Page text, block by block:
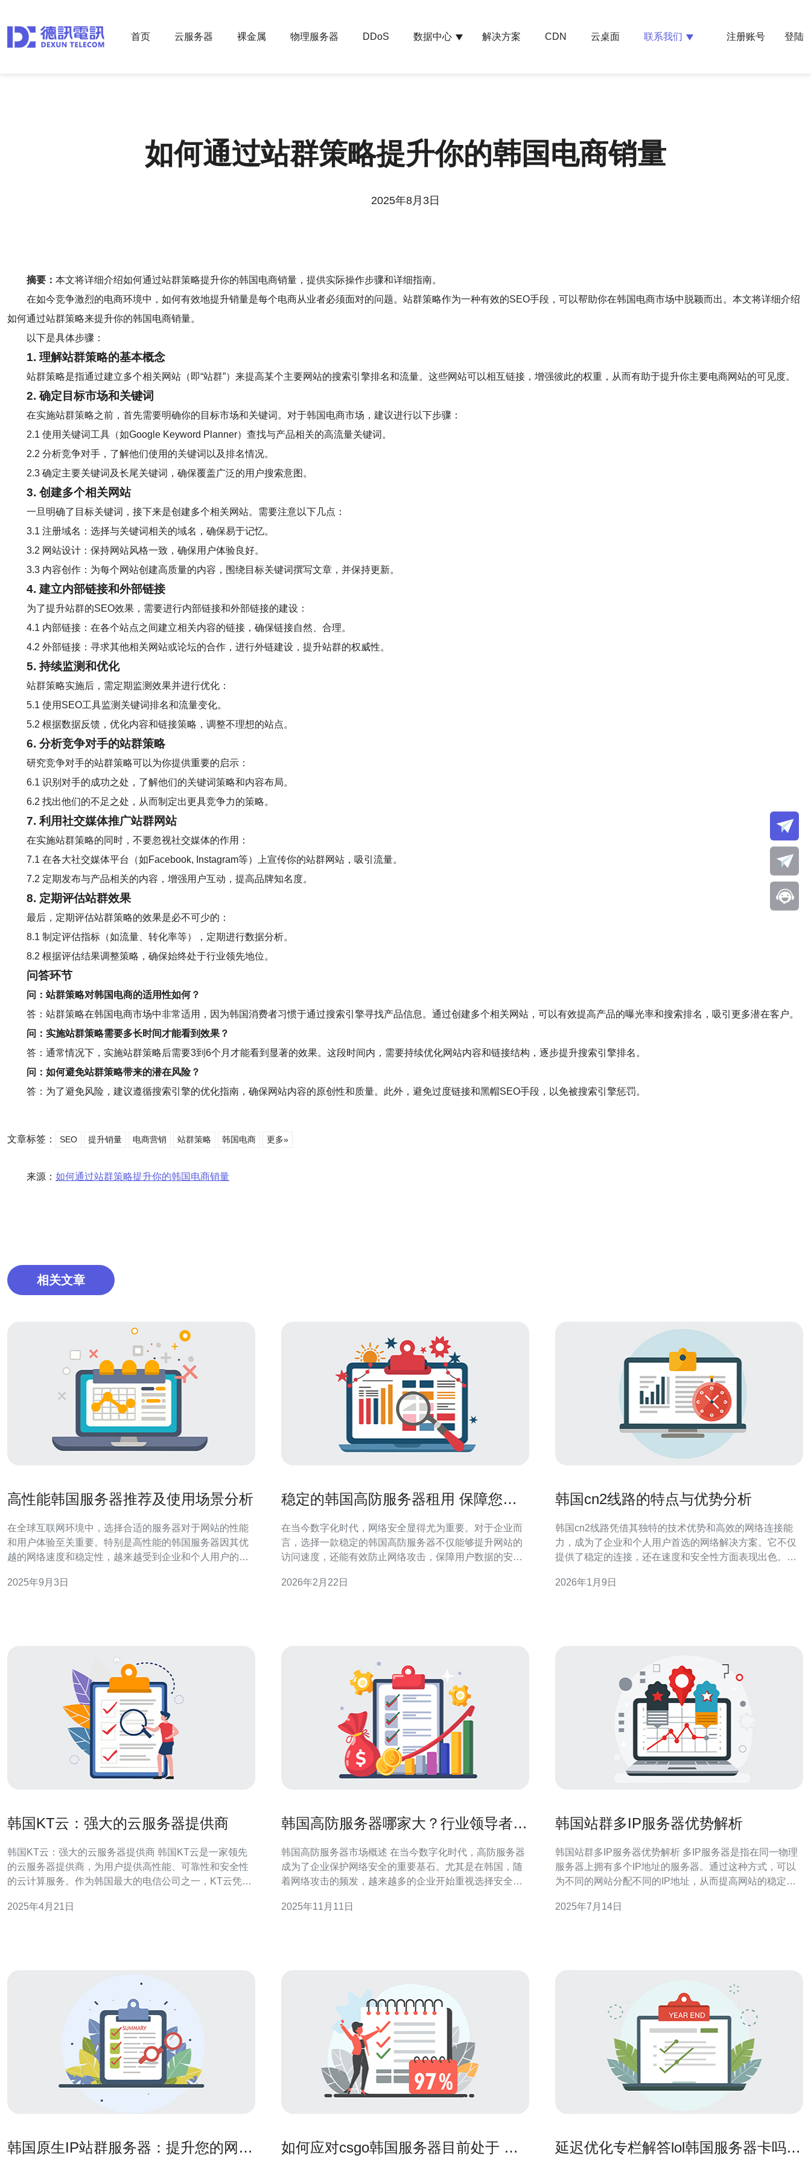
首页 云服务器 裸金属 物理服务器 DDoS 数据中心 解决方案 CDN 云桌面 联系我们 注册账号 登陆
如何通过站群策略提升你的韩国电商销量
2025年8月3日
摘要： 本文将详细介绍如何通过站群策略提升你的韩国电商销量，提供实际操作步骤和详细指南。
在如今竞争激烈的电商环境中，如何有效地提升销量是每个电商从业者必须面对的问题。站群策略作为一种有效的SEO手段，可以帮助你在韩国电商市场中脱颖而出。本文将详细介绍
如何通过站群策略来提升你的韩国电商销量。
以下是具体步骤：
1. 理解站群策略的基本概念
站群策略是指通过建立多个相关网站（即“站群”）来提高某个主要网站的搜索引擎排名和流量。这些网站可以相互链接，增强彼此的权重，从而有助于提升你主要电商网站的可见度。
2. 确定目标市场和关键词
在实施站群策略之前，首先需要明确你的目标市场和关键词。对于韩国电商市场，建议进行以下步骤：
2.1 使用关键词工具（如Google Keyword Planner）查找与产品相关的高流量关键词。
2.2 分析竞争对手，了解他们使用的关键词以及排名情况。
2.3 确定主要关键词及长尾关键词，确保覆盖广泛的用户搜索意图。
3. 创建多个相关网站
一旦明确了目标关键词，接下来是创建多个相关网站。需要注意以下几点：
3.1 注册域名：选择与关键词相关的域名，确保易于记忆。
3.2 网站设计：保持网站风格一致，确保用户体验良好。
3.3 内容创作：为每个网站创建高质量的内容，围绕目标关键词撰写文章，并保持更新。
4. 建立内部链接和外部链接
为了提升站群的SEO效果，需要进行内部链接和外部链接的建设：
4.1 内部链接：在各个站点之间建立相关内容的链接，确保链接自然、合理。
4.2 外部链接：寻求其他相关网站或论坛的合作，进行外链建设，提升站群的权威性。
5. 持续监测和优化
站群策略实施后，需定期监测效果并进行优化：
5.1 使用SEO工具监测关键词排名和流量变化。
5.2 根据数据反馈，优化内容和链接策略，调整不理想的站点。
6. 分析竞争对手的站群策略
研究竞争对手的站群策略可以为你提供重要的启示：
6.1 识别对手的成功之处，了解他们的关键词策略和内容布局。
6.2 找出他们的不足之处，从而制定出更具竞争力的策略。
7. 利用社交媒体推广站群网站
在实施站群策略的同时，不要忽视社交媒体的作用：
7.1 在各大社交媒体平台（如Facebook, Instagram等）上宣传你的站群网站，吸引流量。
7.2 定期发布与产品相关的内容，增强用户互动，提高品牌知名度。
8. 定期评估站群效果
最后，定期评估站群策略的效果是必不可少的：
8.1 制定评估指标（如流量、转化率等），定期进行数据分析。
8.2 根据评估结果调整策略，确保始终处于行业领先地位。
问答环节
问：站群策略对韩国电商的适用性如何？
答：站群策略在韩国电商市场中非常适用，因为韩国消费者习惯于通过搜索引擎寻找产品信息。通过创建多个相关网站，可以有效提高产品的曝光率和搜索排名，吸引更多潜在客户。
问：实施站群策略需要多长时间才能看到效果？
答：通常情况下，实施站群策略后需要3到6个月才能看到显著的效果。这段时间内，需要持续优化网站内容和链接结构，逐步提升搜索引擎排名。
问：如何避免站群策略带来的潜在风险？
答：为了避免风险，建议遵循搜索引擎的优化指南，确保网站内容的原创性和质量。此外，避免过度链接和黑帽SEO手段，以免被搜索引擎惩罚。
文章标签： SEO 提升销量 电商营销 站群策略 韩国电商 更多»
来源： 如何通过站群策略提升你的韩国电商销量
相关文章
高性能韩国服务器推荐及使用场景分析
在全球互联网环境中，选择合适的服务器对于网站的性能
和用户体验至关重要。特别是高性能的韩国服务器因其优
越的网络速度和稳定性，越来越受到企业和个人用户的青
的使用场景，以帮助用户做出更明智的选择。 高性能韩国
2025年9月3日
稳定的韩国高防服务器租用 保障您的
在当今数字化时代，网络安全显得尤为重要。对于企业而
言，选择一款稳定的韩国高防服务器不仅能够提升网站的
访问速度，还能有效防止网络攻击，保障用户数据的安
威胁，确保业务的持续性和稳定性。 高防服务器是什么？
2026年2月22日
韩国cn2线路的特点与优势分析
韩国cn2线路凭借其独特的技术优势和高效的网络连接能
力，成为了企业和个人用户首选的网络解决方案。它不仅
提供了稳定的连接，还在速度和安全性方面表现出色。本
理解这一网络技术的价值。 韩国cn2线路的特点是什么？
2026年1月9日
韩国KT云：强大的云服务器提供商
韩国KT云：强大的云服务器提供商 韩国KT云是一家领先
的云服务器提供商，为用户提供高性能、可靠性和安全性
的云计算服务。作为韩国最大的电信公司之一，KT云凭借
人选择的首选。 KT云的云服务器具有以下几个优势： 高
2025年4月21日
韩国高防服务器哪家大？行业领导者一
韩国高防服务器市场概述 在当今数字化时代，高防服务器
成为了企业保护网络安全的重要基石。尤其是在韩国，随
着网络攻击的频发，越来越多的企业开始重视选择安全性
领导者，帮助您在众多服务提供商中做出明智的选择。 行
2025年11月11日
韩国站群多IP服务器优势解析
韩国站群多IP服务器优势解析 多IP服务器是指在同一物理
服务器上拥有多个IP地址的服务器。通过这种方式，可以
为不同的网站分配不同的IP地址，从而提高网站的稳定性
分散到不同的IP地址上，避免单一IP地址过度负荷，从而
2025年7月14日
韩国原生IP站群服务器：提升您的网站
如何应对csgo韩国服务器目前处于 高
延迟优化专栏解答lol韩国服务器卡吗